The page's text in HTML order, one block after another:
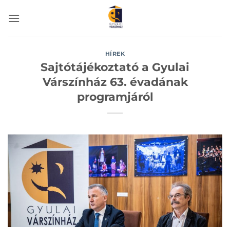
HÍREK
Sajtótájékoztató a Gyulai
Várszínház 63. évadának
programjáról